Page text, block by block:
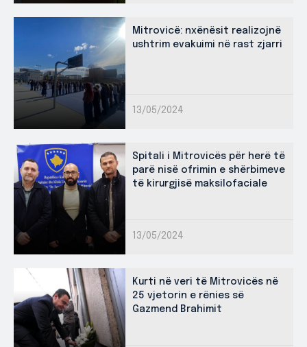
Mitrovicë: nxënësit realizojnë
ushtrim evakuimi në rast zjarri
13/05/2024
Spitali i Mitrovicës për herë të
parë nisë ofrimin e shërbimeve
të kirurgjisë maksilofaciale
13/05/2024
Kurti në veri të Mitrovicës në
25 vjetorin e rënies së
Gazmend Brahimit